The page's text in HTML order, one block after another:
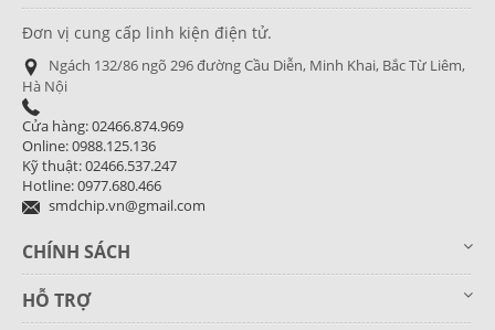
Đơn vị cung cấp linh kiện điện tử.
Ngách 132/86 ngõ 296 đường Cầu Diễn, Minh Khai, Bắc Từ Liêm,
Hà Nội
Cửa hàng: 02466.874.969
Online: 0988.125.136
Kỹ thuật: 02466.537.247
Hotline: 0977.680.466
smdchip.vn@gmail.com
CHÍNH SÁCH
HỖ TRỢ